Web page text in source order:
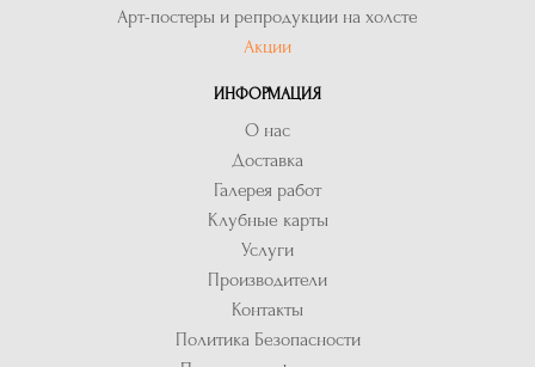
Арт-постеры и репродукции на холсте
Акции
ИНФОРМАЦИЯ
О нас
Доставка
Галерея работ
Клубные карты
Услуги
Производители
Контакты
Политика Безопасности